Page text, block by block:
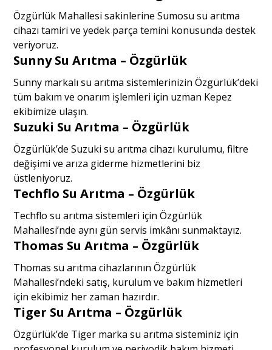
Özgürlük Mahallesi sakinlerine Sumosu su arıtma
cihazı tamiri ve yedek parça temini konusunda destek
veriyoruz.
Sunny Su Arıtma – Özgürlük
Sunny markalı su arıtma sistemlerinizin Özgürlük’deki
tüm bakım ve onarım işlemleri için uzman Kepez
ekibimize ulaşın.
Suzuki Su Arıtma – Özgürlük
Özgürlük’de Suzuki su arıtma cihazı kurulumu, filtre
değişimi ve arıza giderme hizmetlerini biz
üstleniyoruz.
Techflo Su Arıtma – Özgürlük
Techflo su arıtma sistemleri için Özgürlük
Mahallesi’nde aynı gün servis imkânı sunmaktayız.
Thomas Su Arıtma – Özgürlük
Thomas su arıtma cihazlarının Özgürlük
Mahallesi’ndeki satış, kurulum ve bakım hizmetleri
için ekibimiz her zaman hazırdır.
Tiger Su Arıtma – Özgürlük
Özgürlük’de Tiger marka su arıtma sisteminiz için